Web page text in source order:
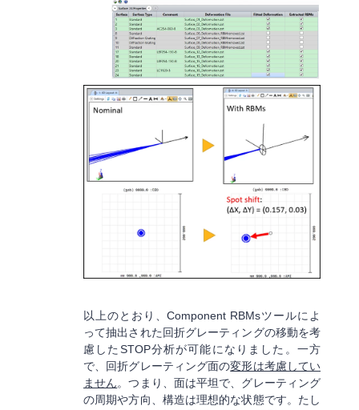
以上のとおり、Component RBMsツールによ
って抽出された回折グレーティングの移動を考
慮したSTOP分析が可能になりました。一方
で、回折グレーティング面の変形は考慮してい
ません。つまり、面は平坦で、グレーティング
の周期や方向、構造は理想的な状態です。たし